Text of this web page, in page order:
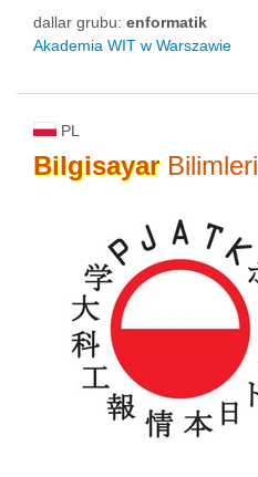
dallar grubu: enformatik
Akademia WIT w Warszawie
PL
BilgisayarBilimleri